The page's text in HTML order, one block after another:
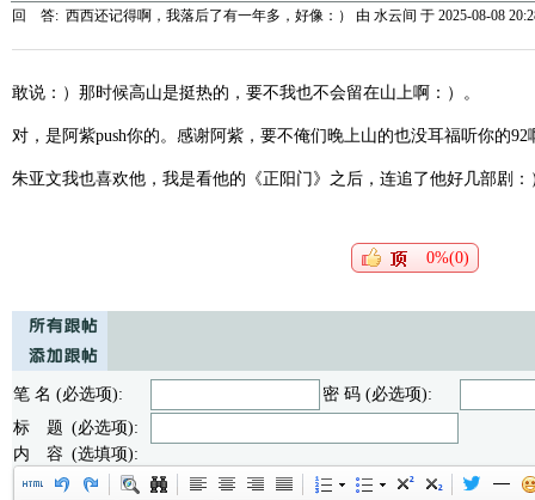
回 答: 西西还记得啊，我落后了有一年多，好像：） 由 水云间 于 2025-08-08
敢说：）那时候高山是挺热的，要不我也不会留在山上啊：）。
对，是阿紫push你的。感谢阿紫，要不俺们晚上山的也没耳福听你的92
朱亚文我也喜欢他，我是看他的《正阳门》之后，连追了他好几部剧：
0%(0)
笔 名 (必选项):
密 码 (必选项):
标 题 (必选项):
内 容 (选填项):